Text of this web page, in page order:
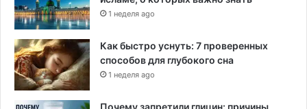
1 неделя ago
Как быстро уснуть: 7 проверенных
способов для глубокого сна
1 неделя ago